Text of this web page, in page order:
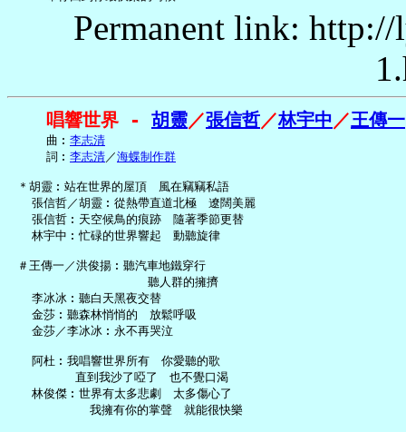
Permanent link:
唱響世界 - 胡靈／張信哲／林宇中／王傳一
     曲︰
李志清
     詞︰
李志清／海蝶制作群
＊胡靈︰站在世界的屋頂　風在竊竊私語
   張信哲／胡靈︰從熱帶直道北極　遼闊美麗
   張信哲︰天空候鳥的痕跡　隨著季節更替
   林宇中︰忙碌的世界響起　動聽旋律
＃王傳一／洪俊揚︰聽汽車地鐵穿行
                   聽人群的擁擠
   李冰冰︰聽白天黑夜交替
   金莎︰聽森林悄悄的　放鬆呼吸
   金莎／李冰冰︰永不再哭泣
   阿杜︰我唱響世界所有　你愛聽的歌
         直到我沙了啞了　也不覺口渴
   林俊傑︰世界有太多悲劇　太多傷心了
           我擁有你的掌聲　就能很快樂